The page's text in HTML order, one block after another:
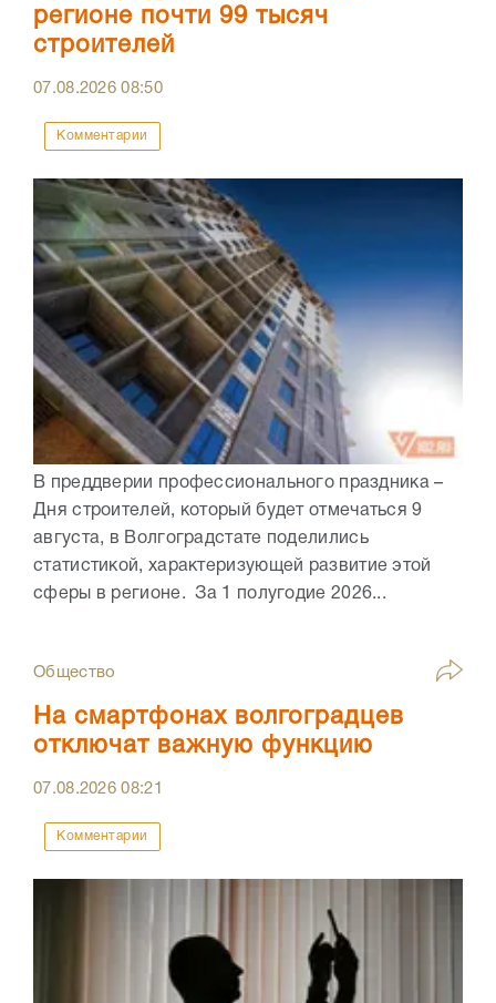
регионе почти 99 тысяч
строителей
07.08.202608:50
Комментарии
В преддверии профессионального праздника –
Дня строителей, который будет отмечаться 9
августа, в Волгоградстате поделились
статистикой, характеризующей развитие этой
сферы в регионе. За 1 полугодие 2026...
Общество
На смартфонах волгоградцев
отключат важную функцию
07.08.202608:21
Комментарии